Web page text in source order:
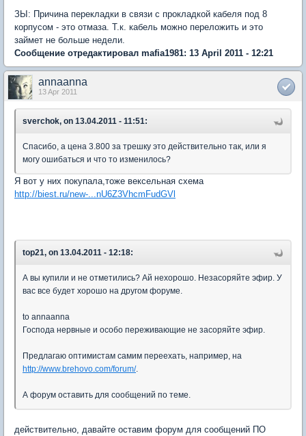
ЗЫ: Причина перекладки в связи с прокладкой кабеля под 8
корпусом - это отмаза. Т.к. кабель можно переложить и это
займет не больше недели.
Сообщение отредактировал mafia1981: 13 April 2011 - 12:21
annaanna
13 Apr 2011
sverchok, on 13.04.2011 - 11:51:
Спасибо, а цена 3.800 за трешку это действительно так, или я
могу ошибаться и что то изменилось?
Я вот у них покупала,тоже вексельная схема
http://biest.ru/new-...nU6Z3VhcmFudGVl
top21, on 13.04.2011 - 12:18:
А вы купили и не отметились? Ай нехорошо. Незасоряйте эфир. У
вас все будет хорошо на другом форуме.
to annaanna
Господа нервные и особо переживающие не засоряйте эфир.
Предлагаю оптимистам самим переехать, например, на
http://www.brehovo.com/forum/.
А форум оставить для сообщений по теме.
действительно, давайте оставим форум для сообщений ПО